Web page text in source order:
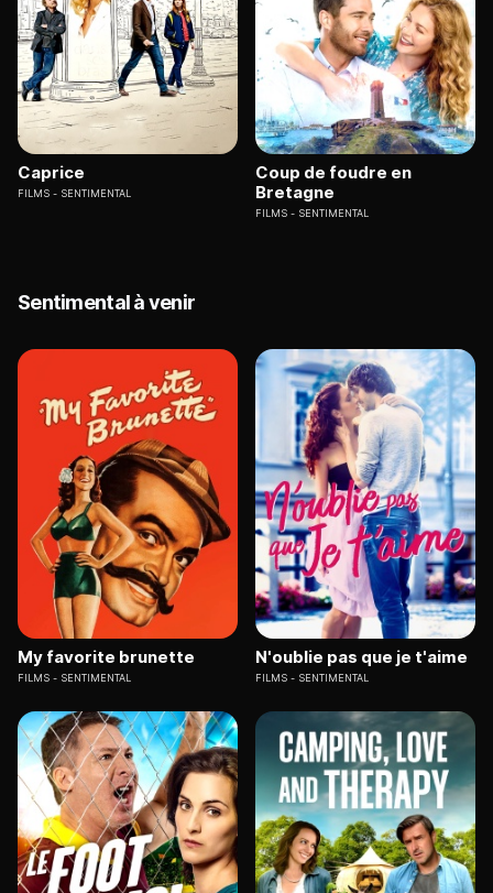
Caprice
FILMS SENTIMENTAL
Coup de foudre en
Bretagne
FILMS SENTIMENTAL
Sentimental à venir
My favorite brunette
FILMS SENTIMENTAL
N'oublie pas que je t'aime
FILMS SENTIMENTAL